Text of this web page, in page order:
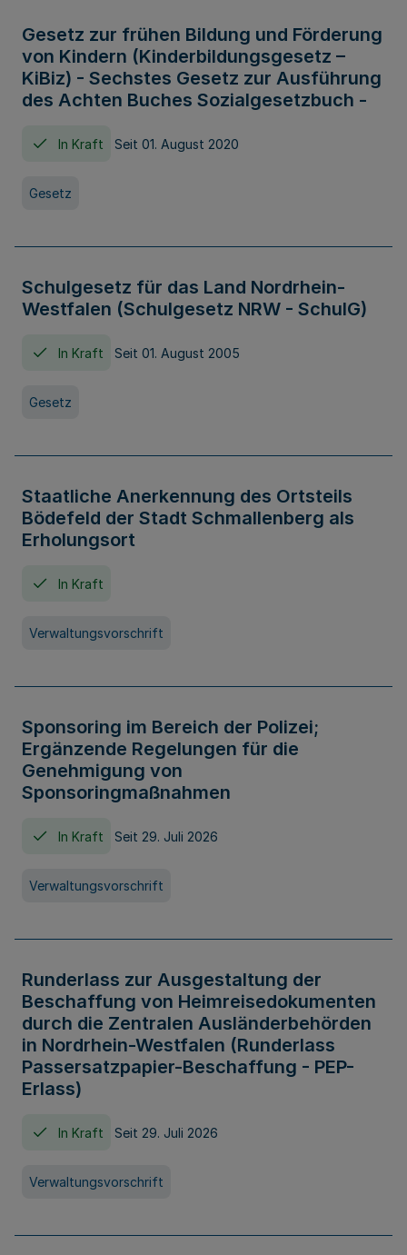
Gesetz zur frühen Bildung und Förderung
von Kindern (Kinderbildungsgesetz –
KiBiz) - Sechstes Gesetz zur Ausführung
des Achten Buches Sozialgesetzbuch -
In Kraft Seit 01. August 2020
Gesetz
Schulgesetz für das Land Nordrhein-
Westfalen (Schulgesetz NRW - SchulG)
In Kraft Seit 01. August 2005
Gesetz
Staatliche Anerkennung des Ortsteils
Bödefeld der Stadt Schmallenberg als
Erholungsort
In Kraft
Verwaltungsvorschrift
Sponsoring im Bereich der Polizei;
Ergänzende Regelungen für die
Genehmigung von
Sponsoringmaßnahmen
In Kraft Seit 29. Juli 2026
Verwaltungsvorschrift
Runderlass zur Ausgestaltung der
Beschaffung von Heimreisedokumenten
durch die Zentralen Ausländerbehörden
in Nordrhein-Westfalen (Runderlass
Passersatzpapier-Beschaffung - PEP-
Erlass)
In Kraft Seit 29. Juli 2026
Verwaltungsvorschrift